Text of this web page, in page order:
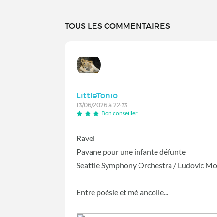
TOUS LES COMMENTAIRES
LittleTonio
13/06/2026 à 22:33
Bon conseiller
Ravel
Pavane pour une infante défunte
Seattle Symphony Orchestra / Ludovic
Entre poésie et mélancolie...